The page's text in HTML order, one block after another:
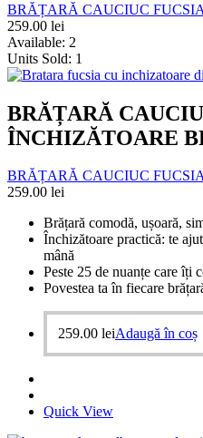
BRĂȚARĂ CAUCIUC
259.00 lei
Available: 2
Units Sold: 1
BRĂȚARĂ
ÎNCHIZĂTOARE
BRĂȚARĂ CAUCIUC
259.00 lei
Brățară comodă, ușoară,
Închizătoare practică: te
mână
Peste 25 de nuanțe care îți
Povestea ta în fiecare
259.00 leiAdaugă în coș
Quick View